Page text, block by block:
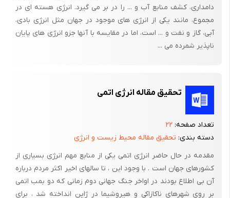
کشاورزی هسته ای هیچ ارتباط خاصی با مقولات اورانیوم، غنی‌سازی،
سانتریفوژ، باز فرآوری و غیره ندارد، بلکه هر نوع فعالیت کشاورزی که
در آن به نوعی از ایزوتوپ و رادیو‌ایزوتوپ مستقیم و یا غیرمستقیم
استفاده کند، زیر مجموعه کشاورزی هسته‌ای محسوب می‌شود.
1- انرژی چیست ؟
دامداری، کشف منابع آب و ... را در بر می گیرد. انرژی هسته ای در
مجموع، مانند یکی از انرژی های موجود در جهان مثل انرژی بادی،
آبی، گاز و نفت و ... است، اما در مقایسه با آنها جزو انرژی های پایان
ناپذیر شمرده می ...
تحقیق مقاله انرژی اتمی
تعداد صفحه: ۲۲
دسته بندی: تحقیق مقاله محیط زیست و انرژی
مقدمه در حال حاضر انرژی اتمی یکی از منابع مهم انرژی بسیاری از
کشورهای جهان است . با وجود این ، تا سالهای اخیر اکثر مردم درباره
آن بی اطلاع بودند در اواخر جنگ جهانی دوم زمانی که دو بمب اتمی
بر روی شهرهای ناکازاکی و هیروشیما در ژاپن انداخته شد ، برای